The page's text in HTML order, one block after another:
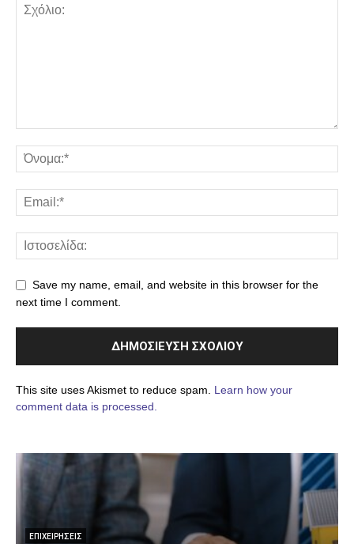
Save my name, email, and website in this browser for the
next time I comment.
This site uses Akismet to reduce spam. Learn how your
comment data is processed.
ΕΠΙΧΕΙΡΉΣΕΙΣ